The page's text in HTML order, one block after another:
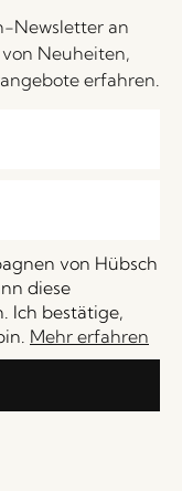
Newsletter an
Neuheiten,
erfahren.
von Hübsch
diese
Ich bestätige,
Mehr erfahren